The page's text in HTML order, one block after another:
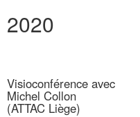
2020
Visioconférence avec
Michel Collon
(ATTAC Liège)